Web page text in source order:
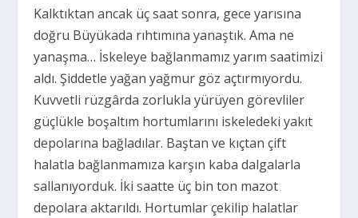
Kalktıktan ancak üç saat sonra, gece yarısına
doğru Büyükada rıhtımına yanaştık. Ama ne
yanaşma… İskeleye bağlanmamız yarım saatimizi
aldı. Şiddetle yağan yağmur göz açtırmıyordu.
Kuvvetli rüzgârda zorlukla yürüyen görevliler
güçlükle boşaltım hortumlarını iskeledeki yakıt
depolarına bağladılar. Baştan ve kıçtan çift
halatla bağlanmamıza karşın kaba dalgalarla
sallanıyorduk. İki saatte üç bin ton mazot
depolara aktarıldı. Hortumlar çekilip halatlar